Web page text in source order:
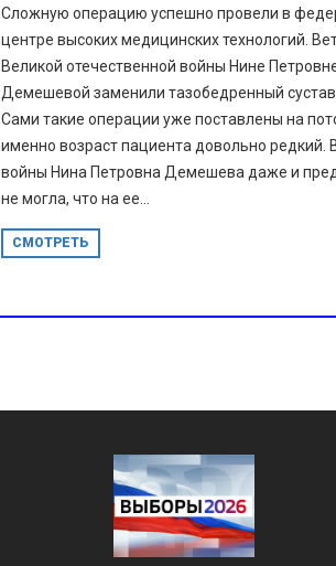
Сложную операцию успешно провели в
центре высоких медицинских технологий.
Великой отечественной войны Нине
Демешевой заменили тазобедренный
Сами такие операции уже поставлены на
именно возраст пациента довольно редкий.
войны Нина Петровна Демешева даже и
не могла, что на ее...
СМОТРЕТЬ